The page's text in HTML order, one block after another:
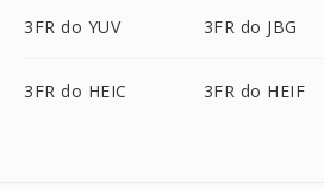
3FR do YUV 3FR do JBG
3FR do HEIC 3FR do HEIF